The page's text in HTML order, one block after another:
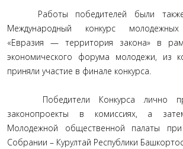
Работы победителей были также
Международный конкурс молодежных
«Евразия — территория закона» в
экономического форума молодежи, из
приняли участие в финале конкурса.
Победители Конкурса лично
законопроекты в комиссиях, а
Молодежной общественной палаты при
Собрании – Курултай Республики